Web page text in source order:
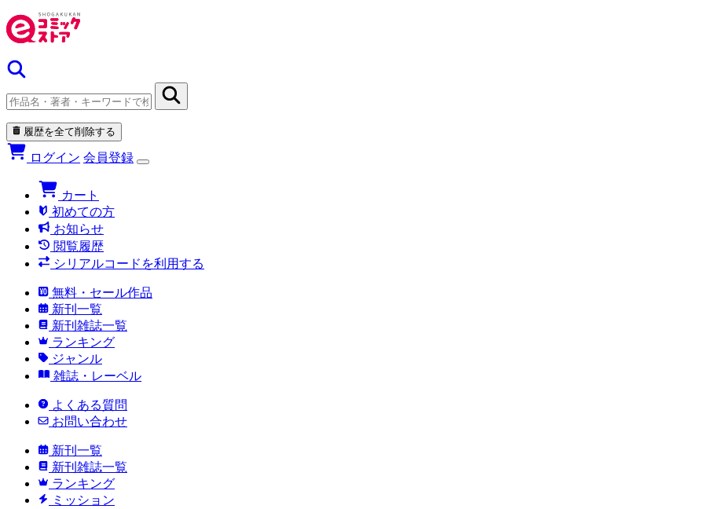
履歴を全て削除する
ログイン 会員登録
カート
初めての方
お知らせ
閲覧履歴
シリアルコードを利用する
無料・セール作品
新刊一覧
新刊雑誌一覧
ランキング
ジャンル
雑誌・レーベル
よくある質問
お問い合わせ
新刊一覧
新刊雑誌一覧
ランキング
ミッション